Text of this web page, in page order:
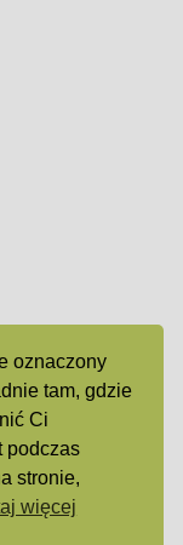
oznaczony
tam, gdzie
Ci
podczas
stronie,
więcej